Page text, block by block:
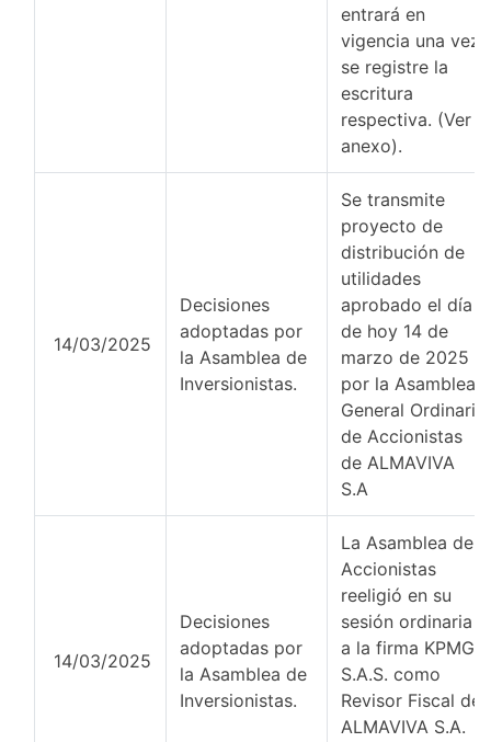
entrará en
vigencia una vez
se registre la
escritura
respectiva. (Ver
anexo).
14/03/2025
Decisiones
adoptadas por
la Asamblea de
Inversionistas.
Se transmite
proyecto de
distribución de
utilidades
aprobado el día
de hoy 14 de
marzo de 2025
por la Asamblea
General Ordinaria
de Accionistas
de ALMAVIVA
S.A
14/03/2025
Decisiones
adoptadas por
la Asamblea de
Inversionistas.
La Asamblea de
Accionistas
reeligió en su
sesión ordinaria
a la firma KPMG
S.A.S. como
Revisor Fiscal de
ALMAVIVA S.A.